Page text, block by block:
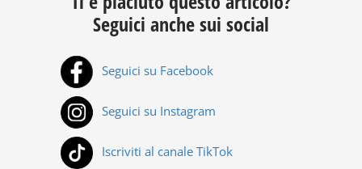
Seguici anche sui social
Seguici su Facebook
Seguici su Instagram
Iscriviti al canale TikTok